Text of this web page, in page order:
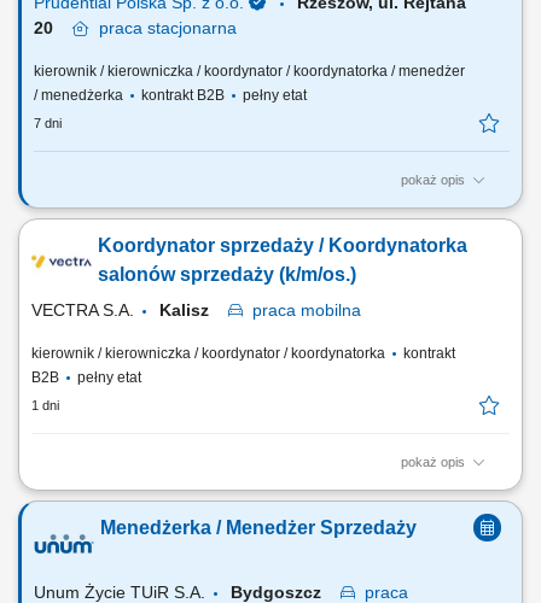
20
praca stacjonarna
kierownik / kierowniczka / koordynator / koordynatorka / menedżer
/ menedżerka
kontrakt B2B pełny etat
7 dni
pokaż opis
Twój zakres obowiązków: budowanie własnego biznesu opartego o
Planowania Finansowego, rekrutacja i wdrażanie nowych
Konsultantów w Twoim zespole, rozwijanie wiedzy produktowej i
Koordynator sprzedaży / Koordynatorka
salonów sprzedaży (k/m/os.)
VECTRA S.A. Kalisz praca mobilna
kierownik / kierowniczka / koordynator / koordynatorka
kontrakt
B2B
pełny etat
1 dni
pokaż opis
Zadania: Realizacja celów sprzedażowych i dbanie o retencję klientów
w regionie; Nadzór nad funkcjonowaniem placówek w przydzielonym
obszarze; Wsparcie merytoryczne i operacyjne zespołu w osiąganiu
planów; Prowadzenie szkoleń wewnętrznych ze standardów, ofert i
Menedżerka / Menedżer Sprzedaży
Unum Życie TUiR S.A. Bydgoszcz
praca